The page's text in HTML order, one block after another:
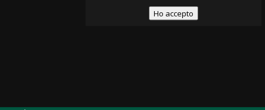
Ho accepto